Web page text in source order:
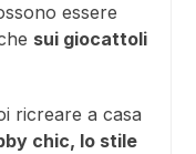
essere
sui giocattoli
ricreare a casa
chic, lo stile